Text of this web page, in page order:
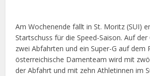
Am Wochenende fällt in St. Moritz (SUI)
Startschuss für die Speed-Saison. Auf
zwei Abfahrten und ein Super-G auf dem
österreichische Damenteam wird mit
der Abfahrt und mit zehn Athletinnen im